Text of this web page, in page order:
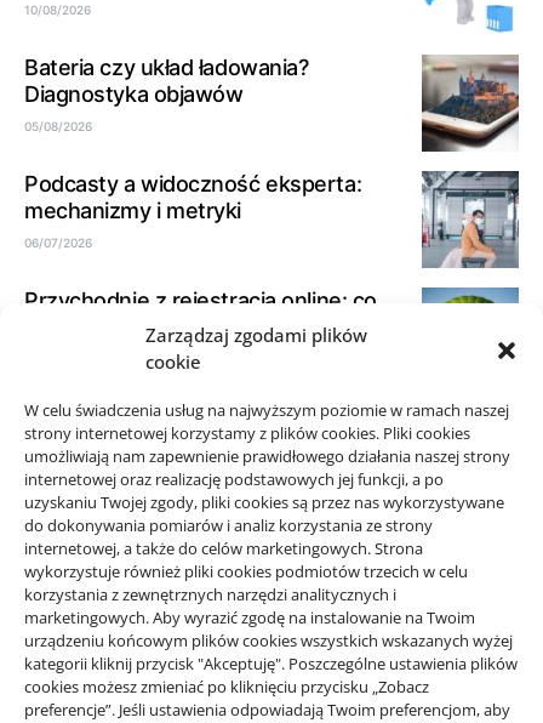
Zarządzaj zgodami plików
cookie
W celu świadczenia usług na najwyższym poziomie w ramach naszej
strony internetowej korzystamy z plików cookies. Pliki cookies
umożliwiają nam zapewnienie prawidłowego działania naszej strony
internetowej oraz realizację podstawowych jej funkcji, a po
uzyskaniu Twojej zgody, pliki cookies są przez nas wykorzystywane
do dokonywania pomiarów i analiz korzystania ze strony
internetowej, a także do celów marketingowych. Strona
wykorzystuje również pliki cookies podmiotów trzecich w celu
korzystania z zewnętrznych narzędzi analitycznych i
marketingowych. Aby wyrazić zgodę na instalowanie na Twoim
urządzeniu końcowym plików cookies wszystkich wskazanych wyżej
kategorii kliknij przycisk "Akceptuję". Poszczególne ustawienia plików
cookies możesz zmieniać po kliknięciu przycisku „Zobacz
preferencje”. Jeśli ustawienia odpowiadają Twoim preferencjom, aby
10/08/2026
Bateria czy układ ładowania?
Diagnostyka objawów
05/08/2026
Podcasty a widoczność eksperta:
mechanizmy i metryki
06/07/2026
Przychodnie z rejestracją online: co
Jak opisać dokumenty księgowe dla
biura rachunkowego
21/06/2026
Projekty domów Rzeszów
wizytówki nap